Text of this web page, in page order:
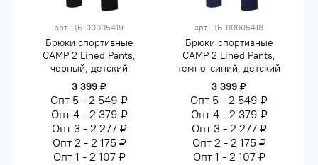
арт. ЦБ-00005419
Брюки спортивные
CAMP 2 Lined Pants,
черный, детский
3 399 ₽
Опт 5 - 2 549 ₽
Опт 4 - 2 379 ₽
Опт 3 - 2 277 ₽
Опт 2 - 2 175 ₽
Опт 1 - 2 107 ₽
арт. ЦБ-00005418
Брюки спортивные
CAMP 2 Lined Pants,
темно-синий, детский
3 399 ₽
Опт 5 - 2 549 ₽
Опт 4 - 2 379 ₽
Опт 3 - 2 277 ₽
Опт 2 - 2 175 ₽
Опт 1 - 2 107 ₽